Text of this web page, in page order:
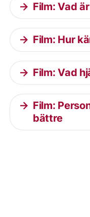
Film: Vad
Film: Hur
Film: Vad
Film:
bättre